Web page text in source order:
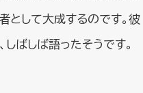
として大成するのです。彼
ばしば語ったそうです。